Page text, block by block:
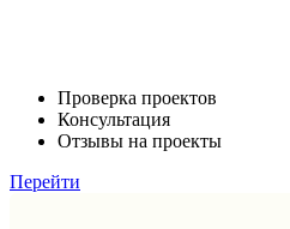
Проверка проектов
Консультация
Отзывы на проекты
Перейти